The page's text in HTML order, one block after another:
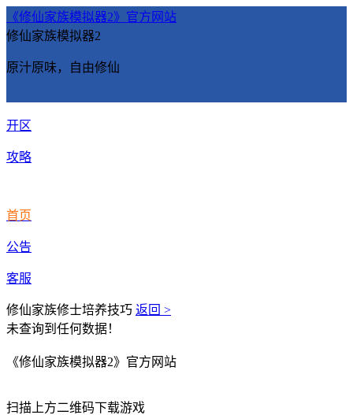
《修仙家族模拟器2》官方网站
修仙家族模拟器2
原汁原味，自由修仙
开区
攻略
首页
公告
客服
修仙家族修士培养技巧 返回 >
未查询到任何数据！
《修仙家族模拟器2》官方网站
扫描上方二维码下载游戏